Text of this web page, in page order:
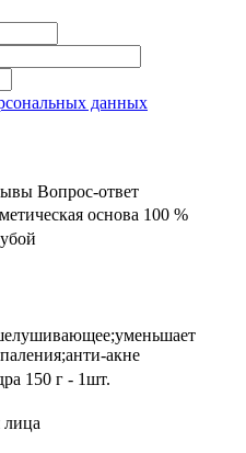
данных
Вопрос-ответ
основа 100 %
акне
150 г - 1шт.
лица